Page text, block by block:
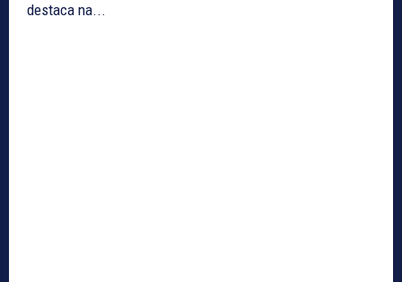
destaca na...